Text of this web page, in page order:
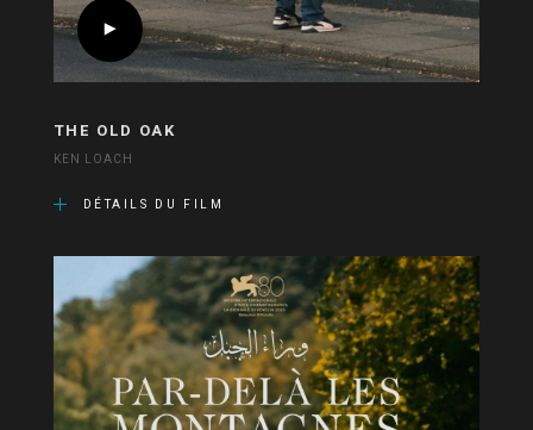
THE OLD OAK
KEN LOACH
DÉTAILS DU FILM